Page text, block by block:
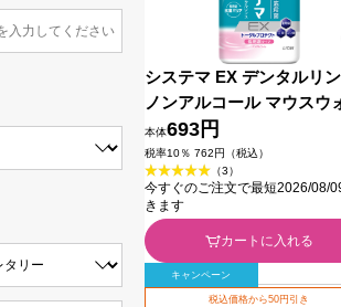
システマ EX デンタルリ
ノンアルコール マウスウ
シュ ９００ｍｌ ライオン (
薬部外品)
本体693円
税率10％ 762円（税込）
（3）
今すぐのご注文で最短2026/08/
きます
カートに入れる
キャンペーン
税込価格から50円引き